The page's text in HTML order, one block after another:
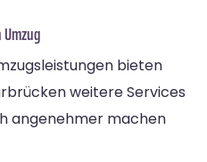
bieten
weitere Services
angenehmer machen